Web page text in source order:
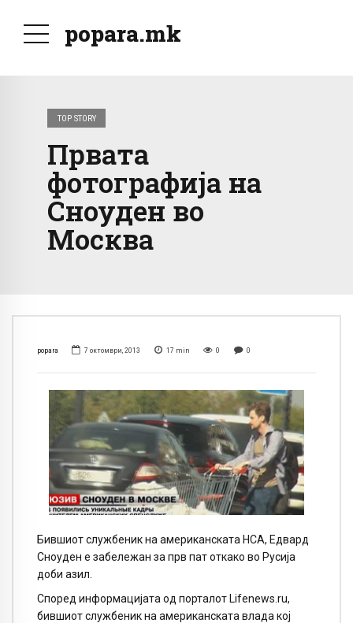
popara.mk
TOP STORY
Првата
фотографија на
Сноуден во
Москва
popara 7 октомври, 2013 17 min 0 0
Бившиот службеник на американската НСА, Едвард
Сноуден е забележан за прв пат откако во Русија
доби азил.
Според информацијата од порталот Lifenews.ru,
бившиот службеник на американската влада кој